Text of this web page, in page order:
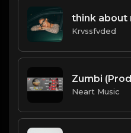
Krvssfvded
Neart Music